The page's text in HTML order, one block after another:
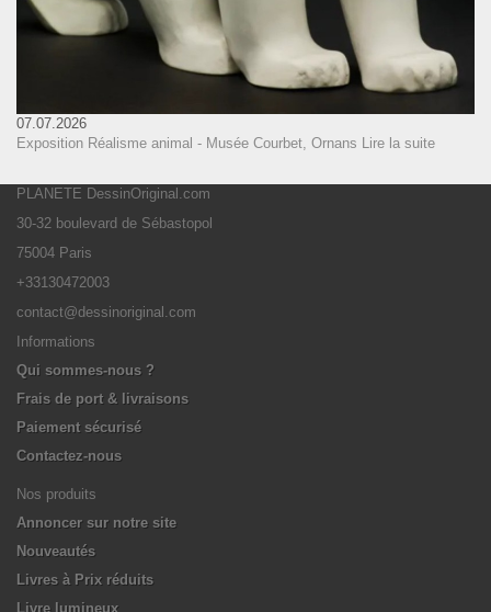
07.07.2026
Exposition Réalisme animal - Musée Courbet, Ornans Lire la suite
PLANETE DessinOriginal.com
30-32 boulevard de Sébastopol
75004 Paris
+33130472003
contact@dessinoriginal.com
Informations
Qui sommes-nous ?
Frais de port & livraisons
Paiement sécurisé
Contactez-nous
Nos produits
Annoncer sur notre site
Nouveautés
Livres à Prix réduits
Livre lumineux